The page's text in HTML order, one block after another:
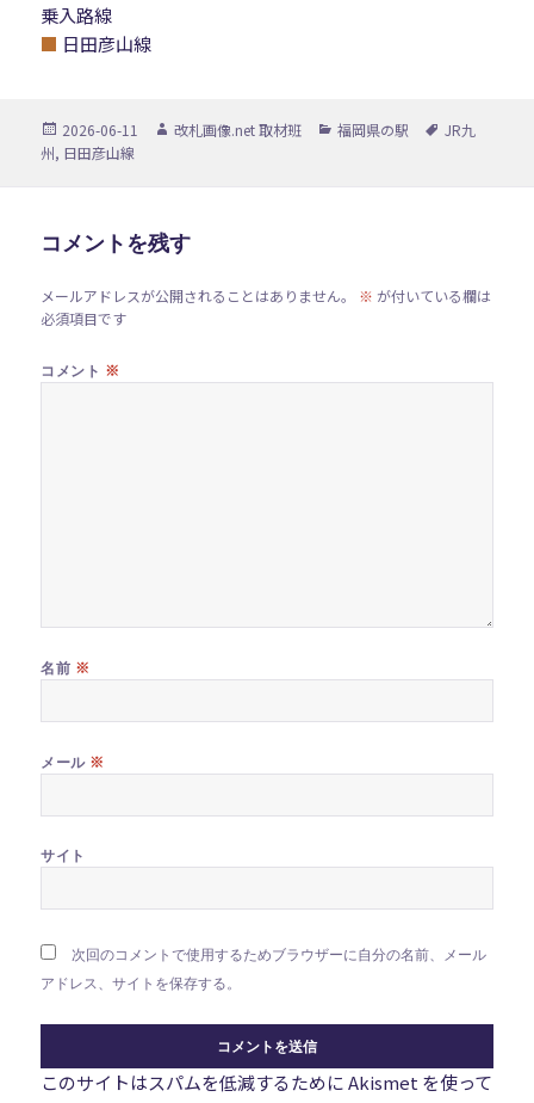
乗入路線
■ 日田彦山線
投
稿
2026-06-11
作
改札画像.net 取材班
カ
福岡県の駅
タ
JR九
州, 日田彦山線
コメントを残す
メールアドレスが公開されることはありません。 ※ が付いている欄は
必須項目です
コメント ※
名前 ※
メール ※
サイト
次回のコメントで使用するためブラウザーに自分の名前、メール
アドレス、サイトを保存する。
このサイトはスパムを低減するために Akismet を使って